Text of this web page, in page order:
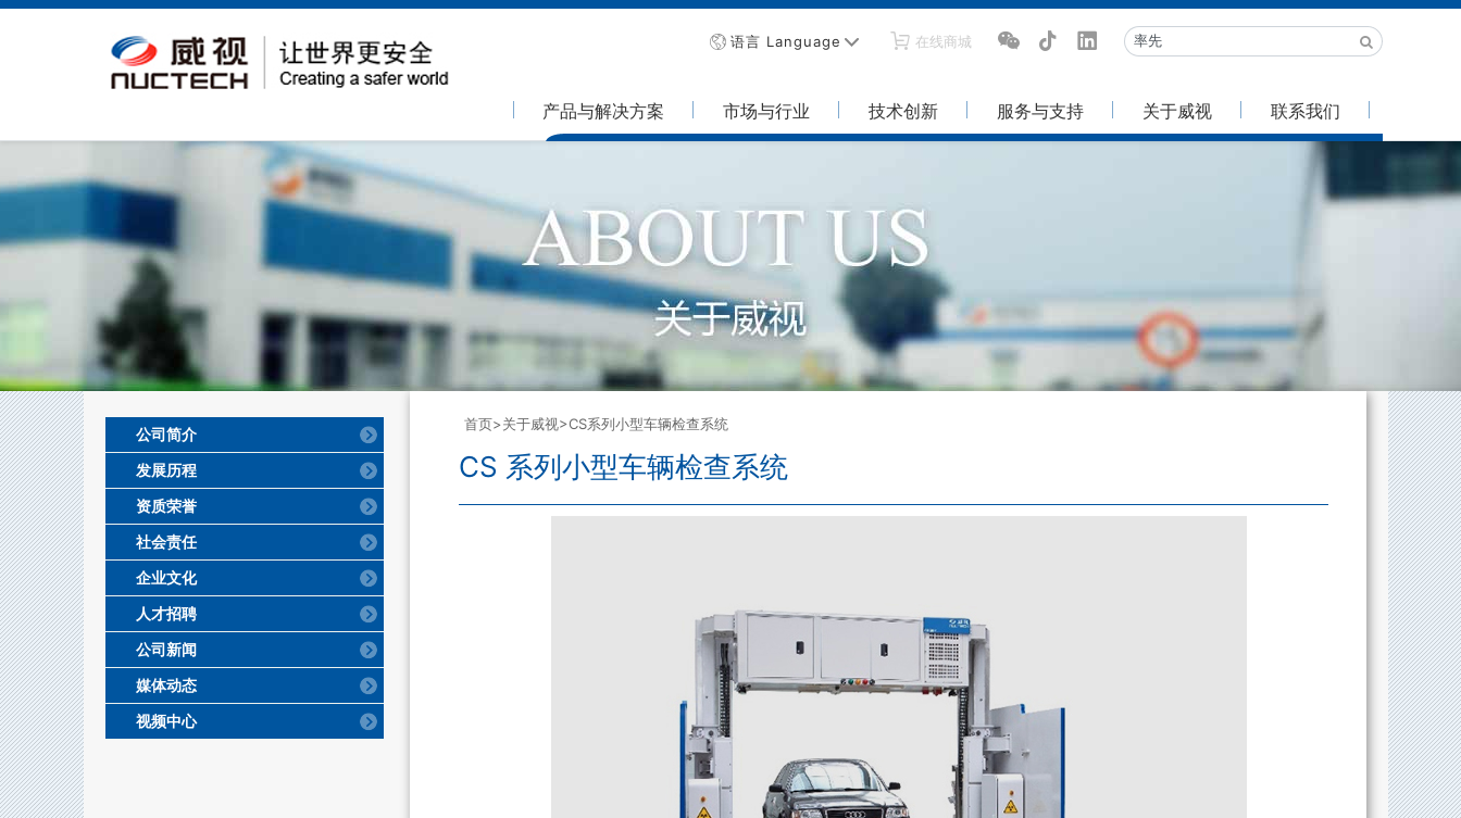
语言 Language 在线商城
产品与解决方案 市场与行业 技术创新 服务与支持 关于威视 联系我们
公司简介
发展历程
资质荣誉
社会责任
企业文化
人才招聘
公司新闻
媒体动态
视频中心
首页>关于威视>CS系列小型车辆检查系统
CS 系列小型车辆检查系统